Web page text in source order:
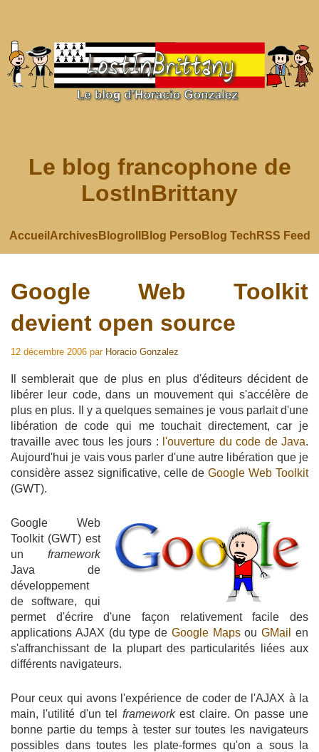
Le blog francophone de
LostInBrittany
Accueil ArchivesBlogroll Blog Perso Blog Tech RSS Feed
Google Web Toolkit
devient open source
12 décembre 2006 par Horacio Gonzalez
Il semblerait que de plus en plus d'éditeurs décident de
libérer leur code, dans un mouvement qui s'accélère de
plus en plus. Il y a quelques semaines je vous parlait d'une
libération de code qui me touchait directement, car je
travaille avec tous les jours : l'ouverture du code de Java.
Aujourd'hui je vais vous parler d'une autre libération que je
considère assez significative, celle de Google Web Toolkit
(GWT).
Google Web
Toolkit (GWT) est
un framework
Java de
développement
de software, qui
permet d'écrire d'une façon relativement facile des
applications AJAX (du type de Google MapsouGMail
en
s'affranchissant de la plupart des particularités liées aux
différents navigateurs.
Pour ceux qui avons l'expérience de coder de l'AJAX à la
main, l'utilité d'un tel frameworkest claire. On passe une
bonne partie du temps à tester sur toutes les navigateurs
possibles dans toutes les plate-formes qu'on a sous la